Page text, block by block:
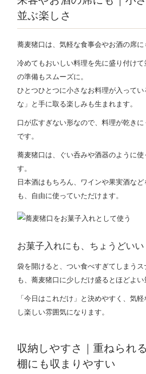
並ぶ楽しさ
蕎麦猪口は、気軽な食事会やお酒の席に
冷めてもおいしい料理を先に盛り付け
の準備もスムーズに。
ひとつひとつに小さなお料理が入って
な」と手に取る楽しみも生まれます。
口が広すぎない形なので、料理が乾き
です。
蕎麦猪口は、ぐい呑みや酒器のように使
す。
日本酒はもちろん、ワインや果実酒な
も、自由に使っていただけます。
お菓子入れにも、ちょうどいい
袋を開けると、つい食べすぎてしまう
も、蕎麦猪口に少しだけ盛るとほどよい
「今日はこれだけ」と決めやすく、気
し楽しい雰囲気になります。
収納しやすさ｜重ねられ
棚にも収まりやすい